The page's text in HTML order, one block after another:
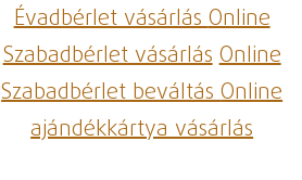
Évadbérlet vásárlásOnline
Szabadbérlet vásárlásOnline
Szabadbérlet beváltásOnline
ajándékkártya vásárlás